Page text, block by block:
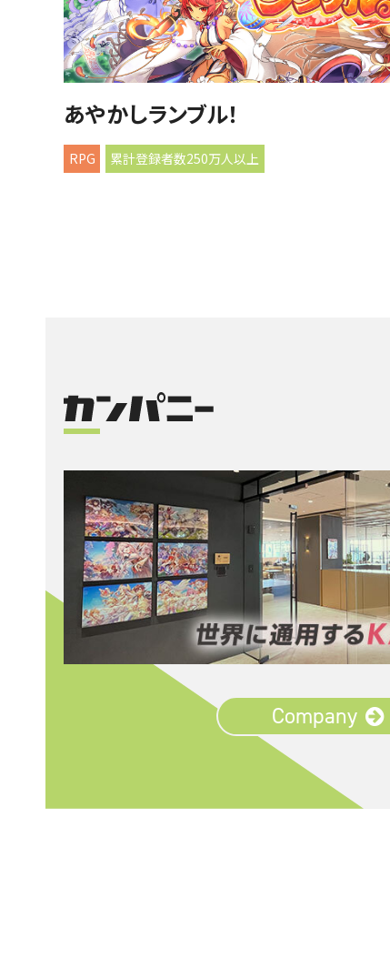
あやかしランブル！
RPG 累計登録者数250万人以上
Company